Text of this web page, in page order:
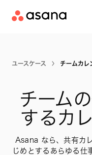
セールス
ユースケース チームカレ
チーム
するカ
Asana なら、共有カ
じめとするあらゆる仕